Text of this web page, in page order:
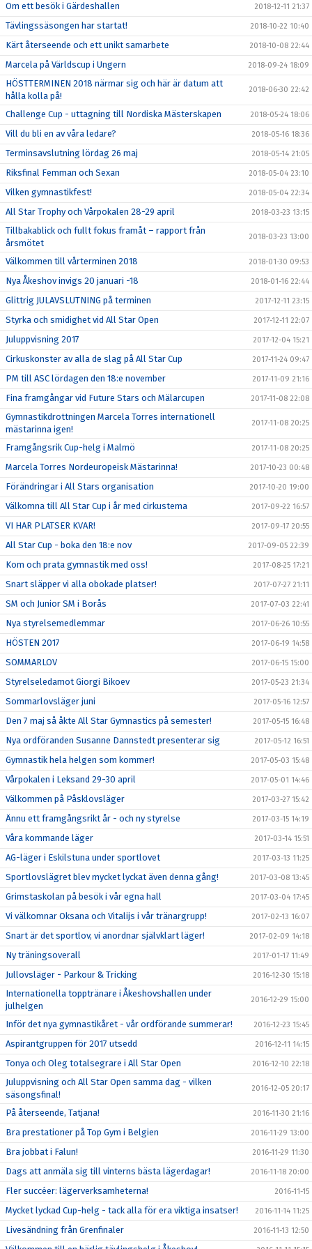
Om ett besök i Gärdeshallen 2018-12-11 21:37
Tävlingssäsongen har startat! 2018-10-22 10:40
Kärt återseende och ett unikt samarbete 2018-10-08 22:44
Marcela på Världscup i Ungern 2018-09-24 18:09
HÖSTTERMINEN 2018 närmar sig och här är datum att
hålla kolla på!
2018-06-30 22:42
Challenge Cup - uttagning till Nordiska Mästerskapen 2018-05-24 18:06
Vill du bli en av våra ledare? 2018-05-16 18:36
Terminsavslutning lördag 26 maj 2018-05-14 21:05
Riksfinal Femman och Sexan 2018-05-04 23:10
Vilken gymnastikfest! 2018-05-04 22:34
All Star Trophy och Vårpokalen 28-29 april 2018-03-23 13:15
Tillbakablick och fullt fokus framåt – rapport från
årsmötet
2018-03-23 13:00
Välkommen till vårterminen 2018 2018-01-30 09:53
Nya Åkeshov invigs 20 januari -18 2018-01-16 22:44
Glittrig JULAVSLUTNING på terminen 2017-12-11 23:15
Styrka och smidighet vid All Star Open 2017-12-11 22:07
Juluppvisning 2017 2017-12-04 15:21
Cirkuskonster av alla de slag på All Star Cup 2017-11-24 09:47
PM till ASC lördagen den 18:e november 2017-11-09 21:16
Fina framgångar vid Future Stars och Mälarcupen 2017-11-08 22:08
Gymnastikdrottningen Marcela Torres internationell
mästarinna igen!
2017-11-08 20:25
Framgångsrik Cup-helg i Malmö 2017-11-08 20:25
Marcela Torres Nordeuropeisk Mästarinna! 2017-10-23 00:48
Förändringar i All Stars organisation 2017-10-20 19:00
Välkomna till All Star Cup i år med cirkustema 2017-09-22 16:57
VI HAR PLATSER KVAR! 2017-09-17 20:55
All Star Cup - boka den 18:e nov 2017-09-05 22:39
Kom och prata gymnastik med oss! 2017-08-25 17:21
Snart släpper vi alla obokade platser! 2017-07-27 21:11
SM och Junior SM i Borås 2017-07-03 22:41
Nya styrelsemedlemmar 2017-06-26 10:55
HÖSTEN 2017 2017-06-19 14:58
SOMMARLOV 2017-06-15 15:00
Styrelseledamot Giorgi Bikoev 2017-05-23 21:34
Sommarlovsläger juni 2017-05-16 12:57
Den 7 maj så åkte All Star Gymnastics på semester! 2017-05-15 16:48
Nya ordföranden Susanne Dannstedt presenterar sig 2017-05-12 16:51
Gymnastik hela helgen som kommer! 2017-05-03 15:48
Vårpokalen i Leksand 29-30 april 2017-05-01 14:46
Välkommen på Påsklovsläger 2017-03-27 15:42
Ännu ett framgångsrikt år - och ny styrelse 2017-03-15 14:19
Våra kommande läger 2017-03-14 15:51
AG-läger i Eskilstuna under sportlovet 2017-03-13 11:25
Sportlovslägret blev mycket lyckat även denna gång! 2017-03-08 13:45
Grimstaskolan på besök i vår egna hall 2017-03-04 17:45
Vi välkomnar Oksana och Vitalijs i vår tränargrupp! 2017-02-13 16:07
Snart är det sportlov, vi anordnar självklart läger! 2017-02-09 14:18
Ny träningsoverall 2017-01-17 11:49
Jullovsläger - Parkour & Tricking 2016-12-30 15:18
Internationella topptränare i Åkeshovshallen under
julhelgen
2016-12-29 15:00
Inför det nya gymnastikåret - vår ordförande summerar! 2016-12-23 15:45
Aspirantgruppen för 2017 utsedd 2016-12-11 14:15
Tonya och Oleg totalsegrare i All Star Open 2016-12-10 22:18
Juluppvisning och All Star Open samma dag - vilken
säsongsfinal!
2016-12-05 20:17
På återseende, Tatjana! 2016-11-30 21:16
Bra prestationer på Top Gym i Belgien 2016-11-29 13:00
Bra jobbat i Falun! 2016-11-29 11:30
Dags att anmäla sig till vinterns bästa lägerdagar! 2016-11-18 20:00
Fler succéer: lägerverksamheterna! 2016-11-15
Mycket lyckad Cup-helg - tack alla för era viktiga insatser! 2016-11-14 11:25
Livesändning från Grenfinaler 2016-11-13 12:50